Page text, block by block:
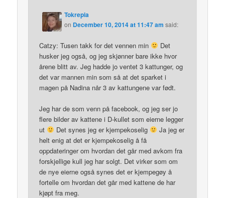
Tokrepia
on December 10, 2014 at 11:47 am said:
Catzy: Tusen takk for det vennen min
Det
husker jeg også, og jeg skjønner bare ikke hvor
årene blitt av. Jeg hadde jo ventet 3 kattunger, og
det var mannen min som så at det sparket i
magen på Nadina når 3 av kattungene var født.
Jeg har de som venn på facebook, og jeg ser jo
flere bilder av kattene i D-kullet som eierne legger
ut
Det synes jeg er kjempekoselig
Ja jeg er
helt enig at det er kjempekoselig å få
oppdateringer om hvordan det går med avkom fra
forskjellige kull jeg har solgt. Det virker som om
de nye eierne også synes det er kjempegøy å
fortelle om hvordan det går med kattene de har
kjøpt fra meg.